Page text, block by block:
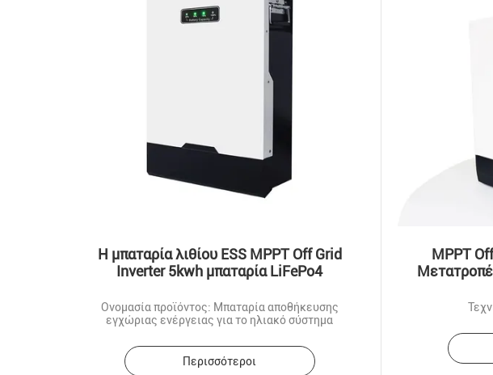
Η μπαταρία λιθίου ESS MPPT Off Grid
Inverter 5kwh μπαταρία LiFePo4
Ονομασία προϊόντος: Μπαταρία αποθήκευσης
εγχώριας ενέργειας για το ηλιακό σύστημα
Περισσότεροι
MPPT